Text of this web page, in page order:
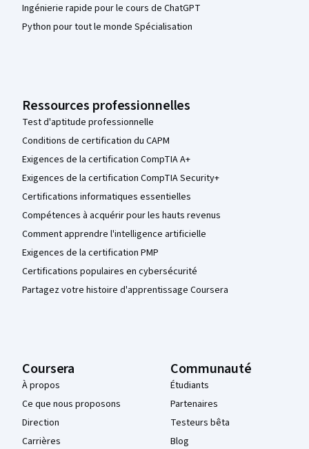
Ingénierie rapide pour le cours de ChatGPT
Python pour tout le monde Spécialisation
Ressources professionnelles
Test d'aptitude professionnelle
Conditions de certification du CAPM
Exigences de la certification CompTIA A+
Exigences de la certification CompTIA Security+
Certifications informatiques essentielles
Compétences à acquérir pour les hauts revenus
Comment apprendre l'intelligence artificielle
Exigences de la certification PMP
Certifications populaires en cybersécurité
Partagez votre histoire d'apprentissage Coursera
Coursera
À propos
Ce que nous proposons
Direction
Carrières
Communauté
Étudiants
Partenaires
Testeurs bêta
Blog